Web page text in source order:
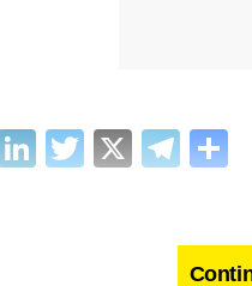
LinkedIn
Twitter
X